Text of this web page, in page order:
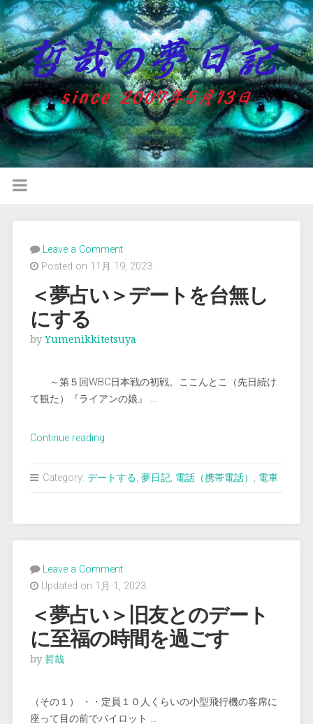
Leave a Comment
Posted on 11月 19, 2023
＜夢占い＞デートを台無し
にする
byYumenikkitetsuya
～第５回WBC日本戦の初戦。ここんとこ（先日続け
て観た）『ライアンの娘』 …
Continue reading“＜
デ
ー
を
台
し
に
Category: デートする, 夢日記, 電話（携帯電話） , 電車
Leave a Comment
Updated on 1月 1, 2023
＜夢占い＞旧友とのデート
に至福の時間を過ごす
by 哲哉
（その１） ・・定員１０人くらいの小型飛行機の客席に
座って目の前でパイロット …